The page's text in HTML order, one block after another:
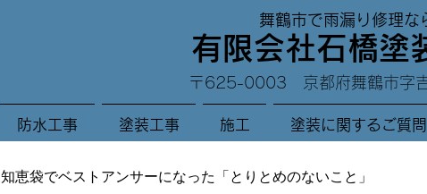
舞鶴市で雨漏り修理な
有限会社石橋塗
〒625-0003 京都府舞鶴市字
防水工事 塗装工事 施工 塗装に関するご質問
知恵袋でベストアンサーになった「とりとめのないこと」